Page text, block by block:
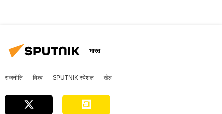
भारत
राजनीति विश्व SPUTNIK स्पेशल खेल